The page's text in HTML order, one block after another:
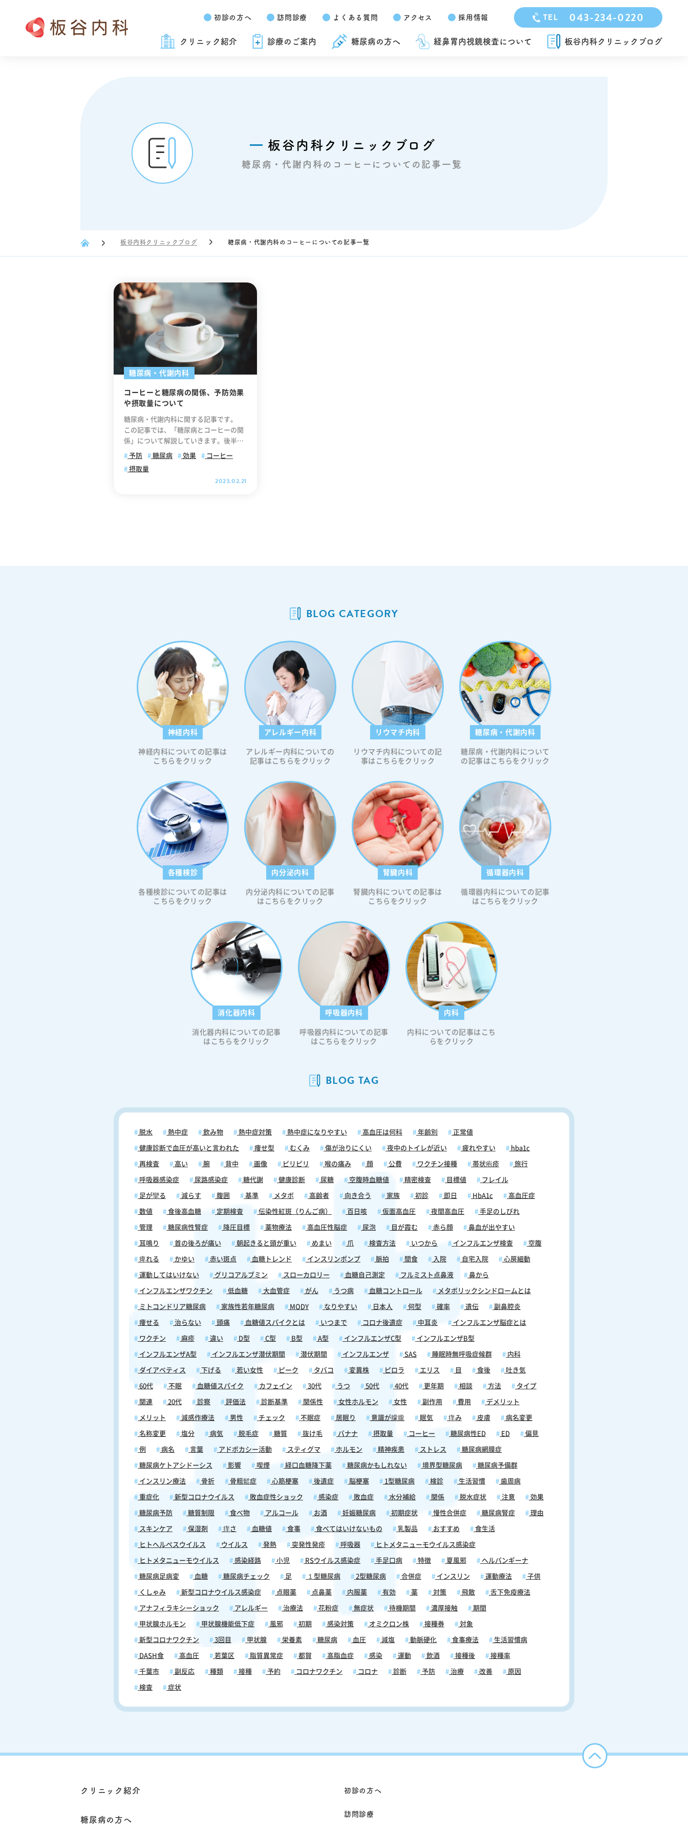
初診の方へ 訪問診療 よくある質問 アクセス 採用情報 TEL 043-234-0220
クリニック紹介 診療のご案内 糖尿病の方へ 経鼻胃内視鏡検査について 板谷内科クリニックブログ
板谷内科クリニックブログ
糖尿病・代謝内科のコーヒーについての記事一覧
板谷内科クリニックブログ 糖尿病・代謝内科のコーヒーについての記事一覧
糖尿病・代謝内科
コーヒーと糖尿病の関係、予防効果
や摂取量について
糖尿病・代謝内科に関する記事です。
この記事では、「糖尿病とコーヒーの関
係」について解説していきます。後半部
分では「糖尿病予防のための摂取量」に
でご覧ください。 .cv_box { text-align: c
s/common/icon_link_w.svg"); width: 1
ntain; display: inline-block; } 【目次】
コーヒーは糖尿病リスクを抑える？ コー
ヒーは死亡リスクも下げる なぜコーヒー
が糖尿病を予防するのか コーヒーによる
肝機能等への効果 糖尿病予防のための摂
取量 コーヒーの適切な飲み方 ブラックコ
ーヒーがおすすめ まとめ コーヒーは糖
尿病リスクを抑える？ コーヒーは2型糖
尿病の予防に効果的な飲料として注目を
集めており、日本を含む世界各国から
果がある」という報告が発表されており
ます。 国立国際医療研究センターが20
09年に発表した“JPHC研究”では、コー
ヒーを飲む回数が1日3〜4杯の方人は、
ほとんど飲まない人に比べて、2型糖尿
病を発症するリスクが男性で17%、女性
で38%低下することが分かっております
(40〜69歳の日本人約5万6,000人を対
ーヒーをよく飲む人は糖尿病リスクが低
下するだけでなく、死亡リスクも低下す
ることが最近の研究で明らかになってお
死亡リスクはコーヒーをまったく飲まな
い人に比べ、コーヒーを1日に2〜3杯飲
む人は12％、4〜5杯飲む人は12％、6〜7
杯飲む人は16％、6杯以上飲む人では1
4％低下したと伝えております。 なぜコ
ーヒーが糖尿病を予防するのか コーヒー
が糖尿病の予防に効果がある理由とし
て、コーヒーに含まれているカフェイン
やクロロゲン酸が代謝に関わっている可
能性が指摘されております（コーヒーが
2型糖尿病の発症を抑制するメカニズム
は、まだ解明されておりません）。 ＜カ
肪燃焼を促進する可能性がある」と考え
ロゲン酸とは“ポリフェノール”の一種
まれる成分です。クロロゲン酸には糖質
の吸収を緩やかにする効果があるため、
たクロロゲン酸には抗酸化作用のほか、
脂肪の蓄積を抑える効果などが知られて
めのサプリメントなどに利用されていま
す。 コーヒーによる肝機能等への効果
化作用をもち、肝臓での「糖新生」を抑
制する効果があります。またクロロゲン
肝」を予防する効果があります(脂肪肝と
は、肝臓に中性脂肪が溜まった状態を表
ームにもつながると言われており、放置
すると肝炎などを引き起こす可能性が高
発表した“JPHC研究”では、コーヒーを
ど飲まない人に比べて、2型糖尿病を発
症するリスクが男性で17%、女性で38%
低下することが分かっております。この
ーヒー摂取量は、1日3〜4杯が目安と言
えます。ただし、コーヒーに含まれるカ
神経症、心拍数の増加、高血圧、不整脈
が引き起こされる恐れがあります。ま
げるインスリンの産生と感受性にも影響
すると考えられております。ですので、
い。 コーヒーの適切な飲み方 コーヒー
に含まれているカフェインは、インスリ
糖値を下げる“ミトコンドリア”を活性化
させます。このようなことから糖尿病予
よりも、「空腹時にコーヒーを飲むほう
が良い」とされております。ただしコー
の働きを抑制する働きがあります。その
ため空腹時はよりダイレクトにその作用
う可能性があり、最悪のケースでは便秘
による「腹痛」や「吐き気」を引き起こ
さい。 ブラックコーヒーがおすすめ 糖
尿病の方がコーヒーを飲む場合には、コ
ントロールを悪化させる可能性があるた
ェインと砂糖が血糖値の急激な上昇を引
甘いコーヒーはできるだけ飲まないよう
予防 糖尿病 効果
コーヒー
摂取量
2023.02.21
BLOG CATEGORY
神経内科
神経内科についての記事は
こちらをクリック
アレルギー内科
アレルギー内科についての
記事はこちらをクリック
リウマチ内科
リウマチ内科についての記
事はこちらをクリック
糖尿病・代謝内科
糖尿病・代謝内科について
の記事はこちらをクリック
各種検診
各種検診についての記事は
こちらをクリック
内分泌内科
内分泌内科についての記事
はこちらをクリック
腎臓内科
腎臓内科についての記事は
こちらをクリック
循環器内科
循環器内科についての記事
はこちらをクリック
消化器内科
消化器内科についての記事
はこちらをクリック
呼吸器内科
呼吸器内科についての記事
はこちらをクリック
内科
内科についての記事はこち
らをクリック
BLOG TAG
脱水 熱中症 飲み物 熱中症対策 熱中症になりやすい 高血圧は何科 年齢別 正常値
健康診断で血圧が高いと言われた 痩せ型 むくみ 傷が治りにくい 夜中のトイレが近い 疲れやすい hba1c
再検査 高い 腕 背中 画像 ピリピリ 喉の痛み 顔 公費 ワクチン接種 帯状疱疹 旅行
呼吸器感染症 尿路感染症 糖代謝 健康診断 尿糖 空腹時血糖値 精密検査 目標値 フレイル
足が攣る 減らす 腹囲 基準 メタボ 高齢者 向き合う 家族 初診 即日 HbA1c 高血圧症
数値 食後高血糖 定期検査 伝染性紅斑（りんご病） 百日咳 仮面高血圧 夜間高血圧 手足のしびれ
管理 糖尿病性腎症 降圧目標 薬物療法 高血圧性脳症 尿泡 目が霞む 赤ら顔 鼻血が出やすい
耳鳴り 首の後ろが痛い 朝起きると頭が重い めまい 爪 検査方法 いつから インフルエンザ検査 空腹
痺れる かゆい 赤い斑点 血糖トレンド インスリンポンプ 脈拍 間食 入院 自宅入院 心房細動
運動してはいけない グリコアルブミン スローカロリー 血糖自己測定 フルミスト点鼻液 鼻から
インフルエンザワクチン 低血糖 大血管症 がん うつ病 血糖コントロール メタボリックシンドロームとは
ミトコンドリア糖尿病 家族性若年糖尿病 MODY なりやすい 日本人 何型 確率 遺伝 副鼻腔炎
痩せる 治らない 頭痛 血糖値スパイクとは いつまで コロナ後遺症 中耳炎 インフルエンザ脳症とは
ワクチン 麻疹 違い D型 C型 B型 A型 インフルエンザC型 インフルエンザB型
インフルエンザA型 インフルエンザ潜伏期間 潜伏期間 インフルエンザ SAS 睡眠時無呼吸症候群 内科
ダイアベティス 下げる 若い女性 ピーク タバコ 変異株 ピロラ エリス 目 食後 吐き気
60代 不眠 血糖値スパイク カフェイン 30代 うつ 50代 40代 更年期 相談 方法 タイプ
関連 20代 診察 評価法 診断基準 関係性 女性ホルモン 女性 副作用 費用 デメリット
メリット 減感作療法 男性 チェック 不眠症 居眠り 意識が朦朧 眠気 痒み 皮膚 病名変更
名称変更 塩分 病気 脱毛症 糖質 抜け毛 バナナ 摂取量 コーヒー 糖尿病性ED ED 偏見
例 病名 言葉 アドボカシー活動 スティグマ ホルモン 精神疾患 ストレス 糖尿病網膜症
糖尿病ケトアシドーシス 影響 喫煙 経口血糖降下薬 糖尿病かもしれない 境界型糖尿病 糖尿病予備群
インスリン療法 骨折 骨粗鬆症 心筋梗塞 後遺症 脳梗塞 1型糖尿病 検診 生活習慣 歯周病
重症化 新型コロナウイルス 敗血症性ショック 感染症 敗血症 水分補給 関係 脱水症状 注意 効果
糖尿病予防 糖質制限 食べ物 アルコール お酒 妊娠糖尿病 初期症状 慢性合併症 糖尿病腎症 理由
スキンケア 保湿剤 痒さ 血糖値 食事 食べてはいけないもの 乳製品 おすすめ 食生活
ヒトヘルペスウイルス ウイルス 発熱 突発性発疹 呼吸器 ヒトメタニューモウイルス感染症
ヒトメタニューモウイルス 感染経路 小児 RSウイルス感染症 手足口病 特徴 夏風邪 ヘルパンギーナ
糖尿病足病変 血糖 糖尿病チェック 足 １型糖尿病 2型糖尿病 合併症 インスリン 運動療法 子供
くしゃみ 新型コロナウイルス感染症 点眼薬 点鼻薬 内服薬 有効 薬 対策 飛散 舌下免疫療法
アナフィラキシーショック アレルギー 治療法 花粉症 無症状 待機期間 濃厚接触 期間
甲状腺ホルモン 甲状腺機能低下症 風邪 初期 感染対策 オミクロン株 接種券 対象
新型コロナワクチン 3回目 甲状腺 栄養素 糖尿病 血圧 減塩 動脈硬化 食事療法 生活習慣病
DASH食 高血圧 若葉区 脂質異常症 都賀 高脂血症 感染 運動 飲酒 接種後 接種率
千葉市 副反応 種類 接種 予約 コロナワクチン コロナ 診断 予防 治療 改善 原因
検査 症状
クリニック紹介
糖尿病の方へ
初診の方へ
訪問診療